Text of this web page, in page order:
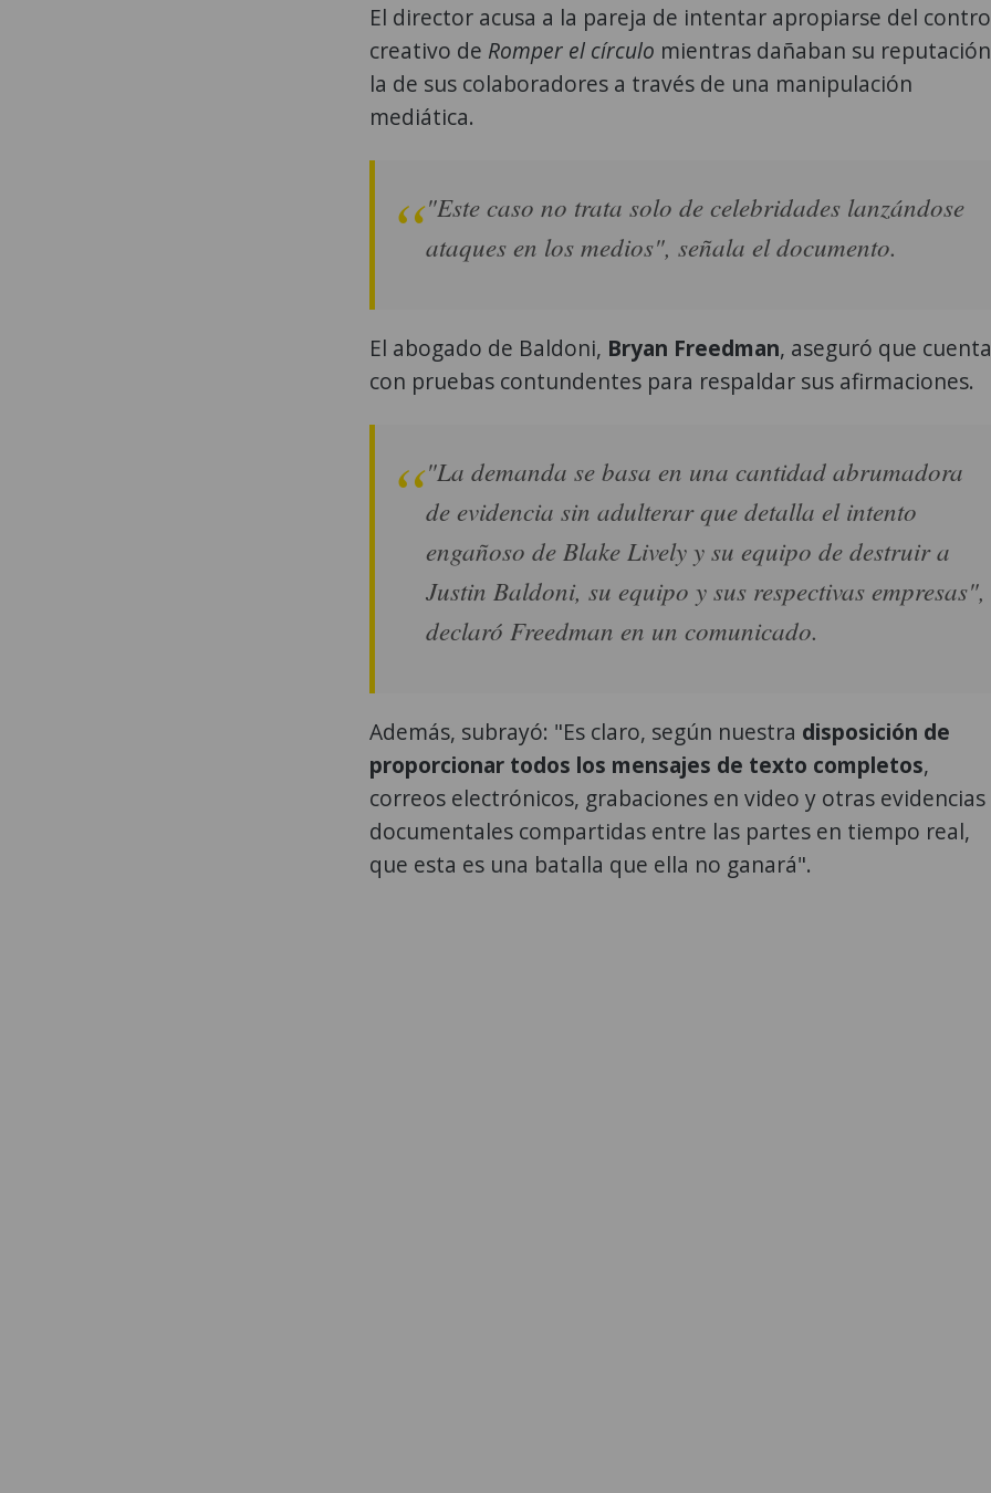
El director acusa a la pareja de intentar apropiarse del
creativo de Romper el círculo mientras dañaban su
la de sus colaboradores a través de una manipulación
mediática.
"Este caso no trata solo de celebridades lanzándose
ataques en los medios", señala el documento.
El abogado de Baldoni, Bryan Freedman, aseguró que
con pruebas contundentes para respaldar sus afirmaciones.
"La demanda se basa en una cantidad abrumadora
de evidencia sin adulterar que detalla el intento
engañoso de Blake Lively y su equipo de destruir a
Justin Baldoni, su equipo y sus respectivas empresas",
declaró Freedman en un comunicado.
Además, subrayó: "Es claro, según nuestra disposición de
proporcionar todos los mensajes de texto completos,
correos electrónicos, grabaciones en video y otras evidencias
documentales compartidas entre las partes en tiempo real,
que esta es una batalla que ella no ganará".